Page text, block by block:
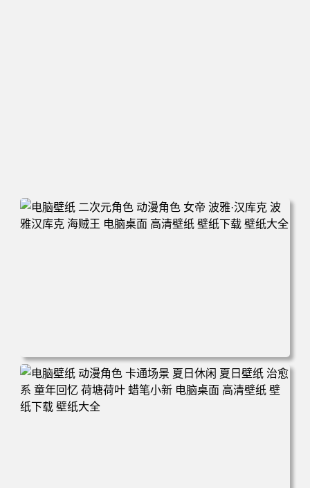
电脑壁纸 二次元角色 动漫角色 女帝 波雅·汉库克 波雅汉库
克 海贼王 电脑桌面 高清壁纸 壁纸下载 壁纸大全